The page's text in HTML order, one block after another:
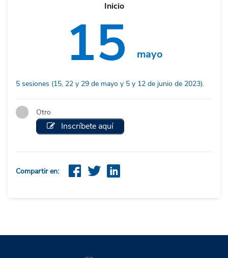
Inicio
15 mayo
5 sesiones (15, 22 y 29 de mayo y 5 y 12 de junio de 2023).
Otro
Inscríbete aquí
Compartir en: